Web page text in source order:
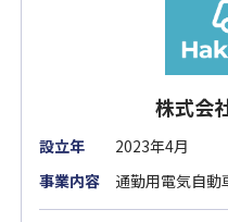
株式会
設立年
2023年4月
事業内容
通勤用電気自動